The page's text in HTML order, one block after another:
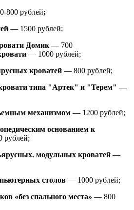
800 рублей;
— 1500 рублей;
Домик — 700
— 1000 рублей;
кроватей — 800 рублей;
типа "Артек" и "Терем" —
механизмом — 1200 рублей;
основанием к
рублей;
модульных кроватей —
столов — 1000 рублей;
«без спального места» — 800